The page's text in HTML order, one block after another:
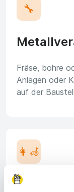
🔧
Fräse, bohre
Anlagen oder
auf der
👩‍🦽
Pflege &